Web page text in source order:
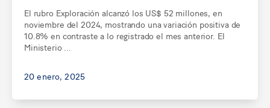
El rubro Exploración alcanzó los US$ 52 millones, en
noviembre del 2024, mostrando una variación positiva de
10.8% en contraste a lo registrado el mes anterior. El
Ministerio ...
20 enero, 2025